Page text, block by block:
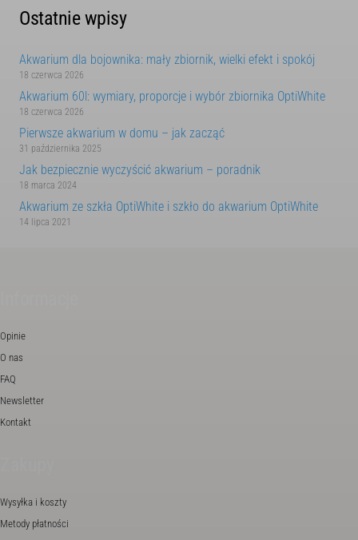
Ostatnie wpisy
Akwarium dla bojownika: mały zbiornik, wielki efekt i spokój
18 czerwca 2026
Akwarium 60l: wymiary, proporcje i wybór zbiornika OptiWhite
18 czerwca 2026
Pierwsze akwarium w domu – jak zacząć
31 października 2025
Jak bezpiecznie wyczyścić akwarium – poradnik
18 marca 2024
Akwarium ze szkła OptiWhite i szkło do akwarium OptiWhite
14 lipca 2021
Opinie
O nas
FAQ
Newsletter
Kontakt
Wysyłka i koszty
Metody płatności